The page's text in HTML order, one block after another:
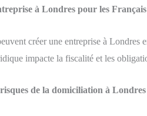
à Londres pour les Français
créer une entreprise à
impacte la fiscalité et les
de la domiciliation à